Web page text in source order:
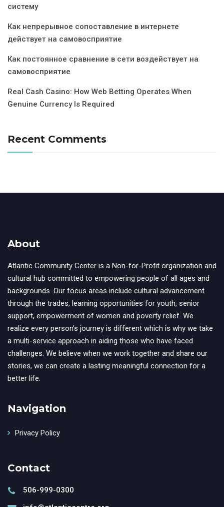
систему
Как непрерывное сопоставление в интернете
действует на самовосприятие
Как постоянное сравнение в сети воздействует на
самовосприятие
Real Cash Casino: How Web Betting Operates When
Genuine Currency Is Required
Recent Comments
About
Atlantic Community Center is a Non-for-Profit organization and
cultural hub committed to empowering people of all ages and
backgrounds. Our focus areas include cultural advancement
through the trades, learning opportunities for youth, senior
support, empowerment of women and poverty relief. We
realize every person’s journey is different which is why we take
a multi-service approach in aiding those who have faced
challenges. We believe when we work together and share our
stories, we can create a lasting meaningful connection for a
better life.
Navigation
Privacy Policy
Contact
506-999-0300